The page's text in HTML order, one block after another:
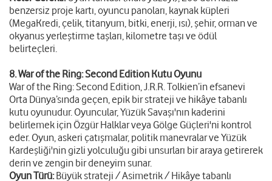
benzersiz proje kartı, oyuncu panoları, kaynak küpleri
(MegaKredi, çelik, titanyum, bitki, enerji, ısı), şehir, orman ve
okyanus yerleştirme taşları, kilometre taşı ve ödül
belirteçleri.
8. War of the Ring: Second Edition Kutu Oyunu
War of the Ring: Second Edition, J.R.R. Tolkien’in efsanevi
Orta Dünya’sında geçen, epik bir strateji ve hikâye tabanlı
kutu oyunudur. Oyuncular, Yüzük Savaşı'nın kaderini
belirlemek için Özgür Halklar veya Gölge Güçleri'ni kontrol
eder. Oyun, askeri çatışmalar, politik manevralar ve Yüzük
Kardeşliği'nin gizli yolculuğu gibi unsurları bir araya getirerek
derin ve zengin bir deneyim sunar.
Oyun Türü:Büyük strateji / Asimetrik / Hikâye tabanlı